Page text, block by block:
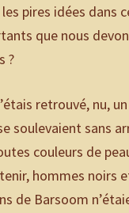
pires idées
que nous
?
retrouvé, nu,
soulevaient sans
couleurs de
hommes
de Barsoom